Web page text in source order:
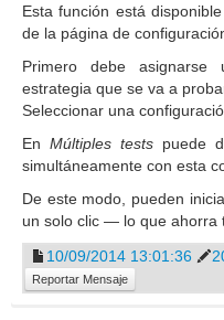
Esta función está
de la página de
Primero debe
estrategia que se va a
Seleccionar una
En Múltiples testspuede
simultáneamente con esta
De este modo, pueden
un solo clic — lo que ahorra
10/09/2014 13:01:36
Reportar Mensaje